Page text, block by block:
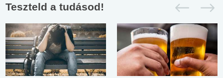
Teszteld a tudásod!